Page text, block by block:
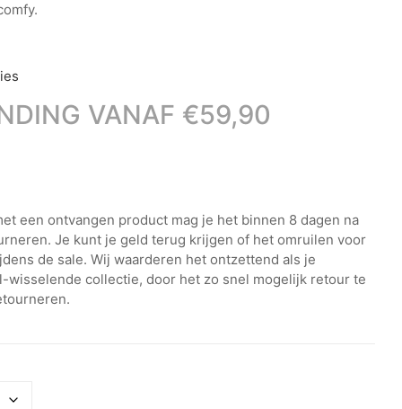
VANAF €59,90
een ontvangen product mag je het binnen 8 dagen na
Je kunt je geld terug krijgen of het omruilen voor
de sale. Wij waarderen het ontzettend als je
wisselende collectie, door het zo snel mogelijk retour te